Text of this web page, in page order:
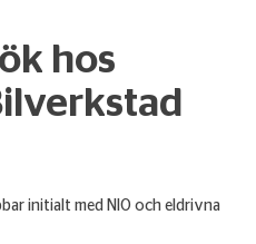
hos
initialt med NIO och eldrivna